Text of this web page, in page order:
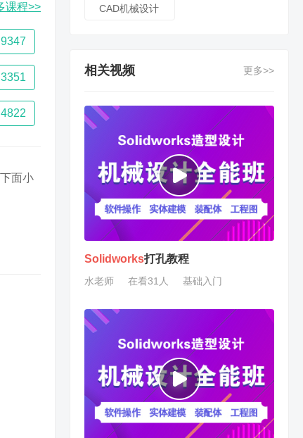
课程>>
面小
CAD机械设计
相关视频 更多>>
Solidworks打孔教程
水老师 在看31人 基础入门